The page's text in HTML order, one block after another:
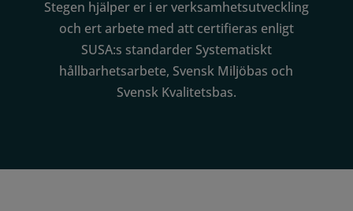
Stegen hjälper er i er verksamhetsutveckling
och ert arbete med att certifieras enligt
SUSA:s standarder Systematiskt
hållbarhetsarbete, Svensk Miljöbas och
Svensk Kvalitetsbas.